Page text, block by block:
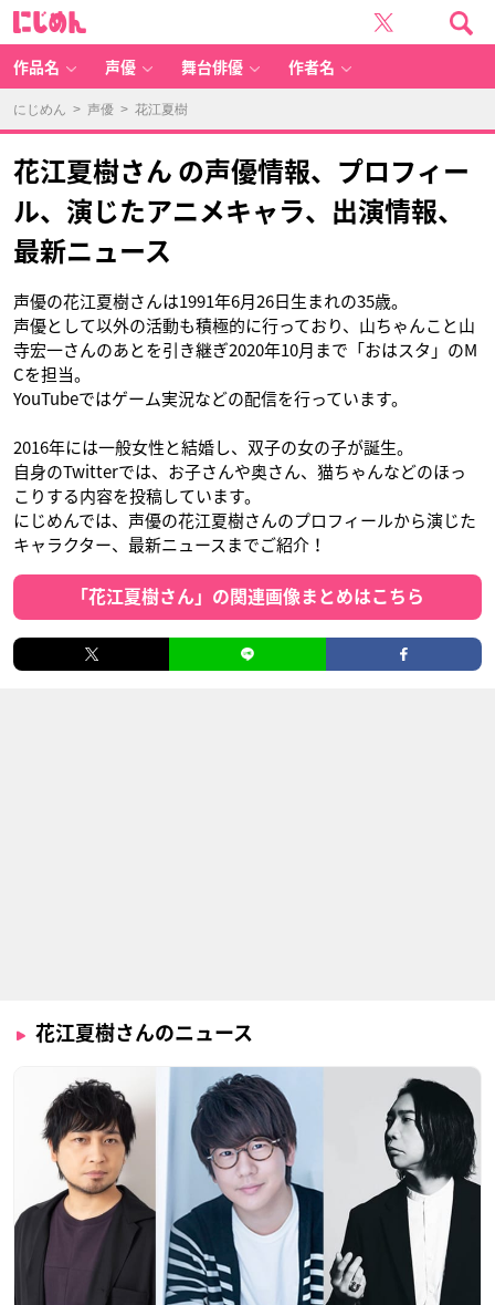
作品名 声優 舞台俳優 作者名
にじめん > 声優 > 花江夏樹
花江夏樹さん の声優情報、プロフィー
ル、演じたアニメキャラ、出演情報、
最新ニュース
声優の花江夏樹さんは1991年6月26日生まれの35歳。
声優として以外の活動も積極的に行っており、山ちゃんこと山
寺宏一さんのあとを引き継ぎ2020年10月まで「おはスタ」のM
Cを担当。
YouTubeではゲーム実況などの配信を行っています。
2016年には一般女性と結婚し、双子の女の子が誕生。
自身のTwitterでは、お子さんや奥さん、猫ちゃんなどのほっ
こりする内容を投稿しています。
にじめんでは、声優の花江夏樹さんのプロフィールから演じた
キャラクター、最新ニュースまでご紹介！
「花江夏樹さん」の関連画像まとめはこちら
花江夏樹さんのニュース